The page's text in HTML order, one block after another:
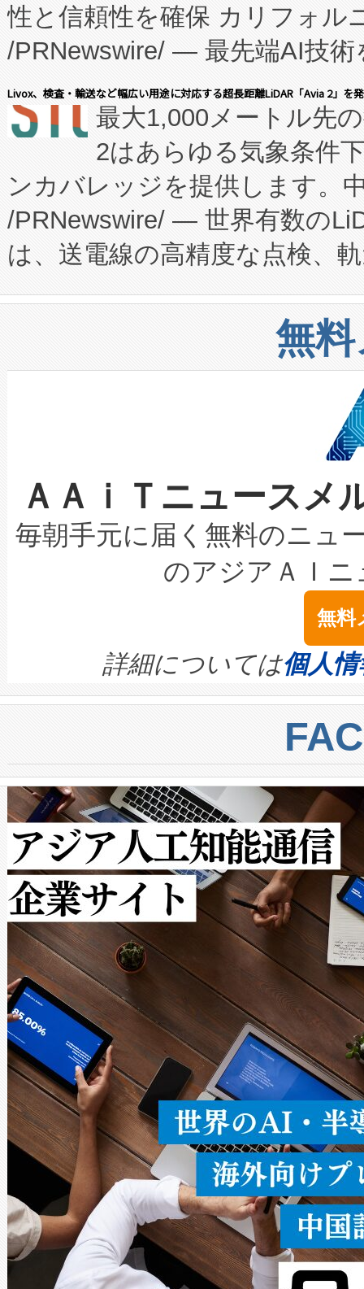
に、患者やサプライチェーン
キー方式で拡張性が高く、持
す。FCCM‑を活用した現地生
患者にとっての費用負担を大
のアクセスを大幅に拡大する
Fully-Connected Continuous
プログラムには、施設設計・
に関する技術移転および知的
構造化トレーニングカリキュ
上げおよび商用化段階におけ
設備整備および立ち上げ調整
加組織は、Enzeneのバイオ
選定された製品について、自
取得できる可能性もあります
設には、3億～4億ドルかか
最高経営責任者（CEO）であ
す。「当社のfully-connected
ームを利用すれば、6,000万
きます。この効率性は、フェ
性と信頼性を確保 カリフォル
/PRNewswire/ — 最先端AI技術
会社エーアイ・アンド：本社
President原信平）と、エンタ
ードするVoltaiqは、日本にあ
ーエネルギー貯蔵システム（
た。 Voltaiq独自のAI搭載プラ
定、統合、導入、運用に至る
安全性を追跡し、確保する事
増加しているデータセンター
る電力網に大きな負担をかけ
事業者の負担軽減という課題
系統連系を迅速にし、ピーク
限を超えて利用可能な電力容
持できるよう貢献します。こ
ービスレベル契約（SLA）違
テリー性能の劣化によるダウ
念は、現在データセンターが
ます。 Voltaiq provides a
quality and reliability for AI
BESS stack to ensure battery
centers. Voltaiqは、ai&のAI
からシステム統合、試運転、
クルの各段階のデータを監視
[…]
Livox、検査・輸送など幅広い用途に対応する超長距離LiDAR「Avia 2」を
最大1,000メートル先
2はあらゆる気象条件
ンカバレッジを提供します。
/PRNewswire/ — 世界有数の
は、送電線の高精度な点検、
や穀物倉庫におけるバルク材
リューション「Avia 2」を発
したAvia 2は、1,000メート
狭視野のFOVを切り替えるこ
ケーブル、枝などの細かな対
なレーザースポットにより、
な環境下でも豊かなディテー
キロメートル範囲を検出
LiDAR for Inspections,
は1535 nmレーザーを搭載。
イズの小径化を実現すること
す。ノーマルモードでは、
ートル先まで検出でき、これ
トに対して約600メートルに
では、反射率10％のターゲッ
で向上し、最大検知距離は
ットだけで最大1キロメート
ルの変電所周囲を監視でき、
作業と点群処理を簡素化でき
Avia 2は、2種類のFOVオプシ
× 80°のノーマルモード、長
ードを切り替えて使用するこ
ることなく、単一のデバイス
うにします。遠距離まで届く
密度なスキャ […]
無
ＡＡｉＴニュース
毎朝手元に届く無料のニュ
のアジアＡＩ
無料
詳細については個人